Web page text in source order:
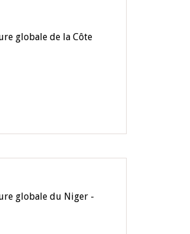
globale de la Côte
globale du Niger -